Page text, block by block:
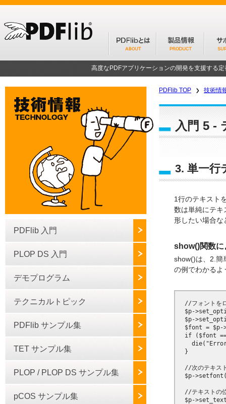
高度なPDFアプリケーションの開発を支援する
PDFlib 入門
PLOP DS 入門
デモプログラム
テクニカルトピック
PDFlib サンプル集
TET サンプル集
PLOP / PLOP DS サンプル集
pCOS サンプル集
PDFlib TOP 技術情
入門 5 -
3. 単一行
1行のテキスト
数は単純にテキ
形したい場合な
show()関数に
show()は、2.簡
の例でわかるよ
//フォントを
$p-
$p-
$font = $p-
if ($font
  }
//次のテキス
$p-
//テキストの
$p-